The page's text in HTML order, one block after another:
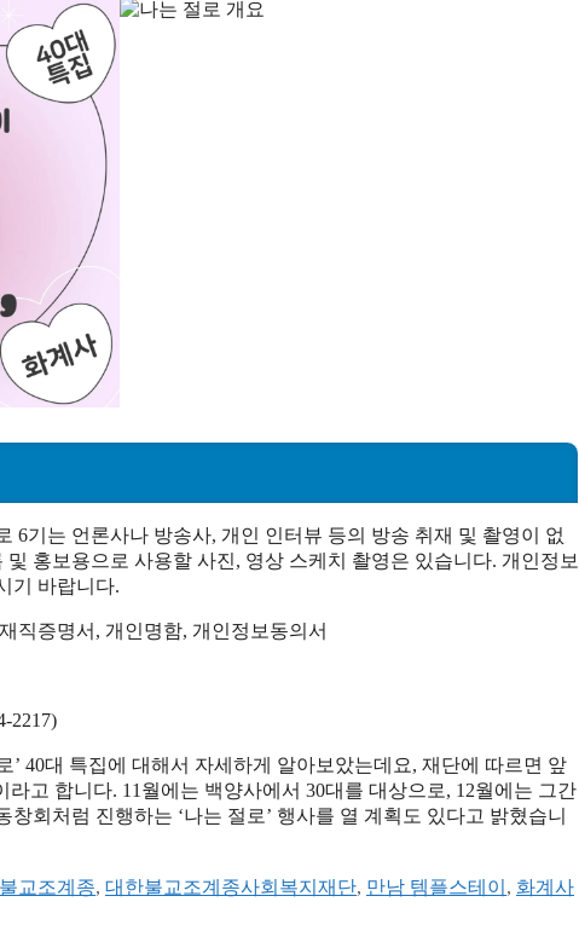
6기는 언론사나 방송사, 개인 인터뷰 등의 방송 취재 및 촬영이 없
홍보용으로 사용할 사진, 영상 스케치 촬영은 있습니다. 개인정보
기 바랍니다.
직증명서, 개인명함, 개인정보동의서
2217)
’ 40대 특집에 대해서 자세하게 알아보았는데요, 재단에 따르면 앞
라고 합니다. 11월에는 백양사에서 30대를 대상으로, 12월에는 그간
회처럼 진행하는 ‘나는 절로’ 행사를 열 계획도 있다고 밝혔습니
교조계종, 대한불교조계종사회복지재단, 만남 템플스테이 , 화계사